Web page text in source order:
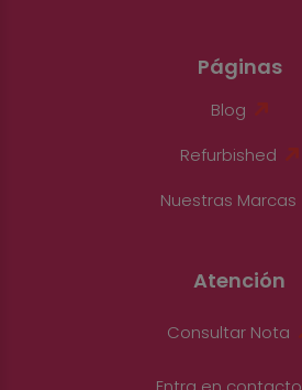
Páginas
Blog
Refurbished
Nuestras Marcas
Atención
Consultar Nota